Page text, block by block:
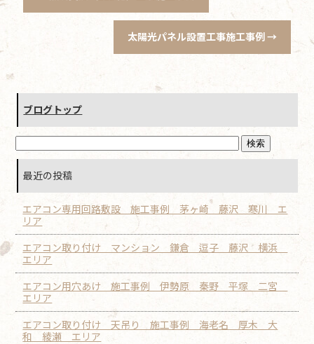
太陽光パネル設置工事施工事例→
ブログトップ
最近の投稿
エアコン専用回路敷設 施工事例 茅ヶ崎 藤沢 寒川 エ
リア
エアコン取り付け マンション 鎌倉 逗子 藤沢 横浜
エリア
エアコン用穴あけ 施工事例 伊勢原 秦野 平塚 二宮
エリア
エアコン取り付け 天吊り 施工事例 海老名 厚木 大
和 綾瀬 エリア